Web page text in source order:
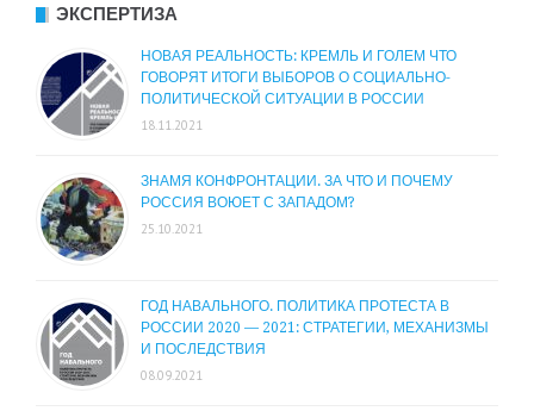
ЭКСПЕРТИЗА
НОВАЯ РЕАЛЬНОСТЬ: КРЕМЛЬ И ГОЛЕМ ЧТО
ГОВОРЯТ ИТОГИ ВЫБОРОВ О СОЦИАЛЬНО-
ПОЛИТИЧЕСКОЙ СИТУАЦИИ В РОССИИ
18.11.2021
ЗНАМЯ КОНФРОНТАЦИИ. ЗА ЧТО И ПОЧЕМУ
РОССИЯ ВОЮЕТ С ЗАПАДОМ?
25.10.2021
ГОД НАВАЛЬНОГО. ПОЛИТИКА ПРОТЕСТА В
РОССИИ 2020 — 2021: СТРАТЕГИИ, МЕХАНИЗМЫ
И ПОСЛЕДСТВИЯ
08.09.2021